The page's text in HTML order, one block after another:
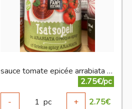
sauce tomate epicée arrabiata 200g bio
2.75€/pc
-
1 pc + 2.75€